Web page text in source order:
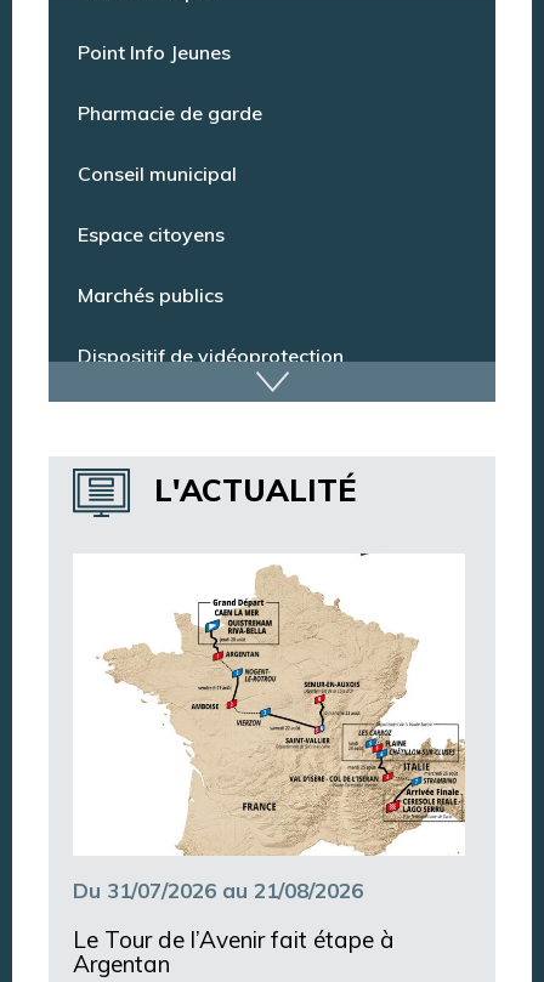
Dispositif de vidéoprotection
Annuaire des services
Annuaire des associations
Argentan Aujourd’hui
L'ACTUALITÉ
Du 31/07/2026 au 21/08/2026
Le Tour de l’Avenir fait étape à
Argentan